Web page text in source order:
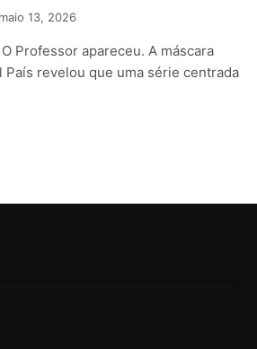
maio 13, 2026
Professor apareceu. A máscara
País revelou que uma série centrada